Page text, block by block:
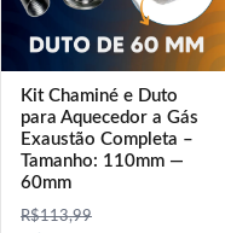
Kit Chaminé e Duto
para Aquecedor a Gás
Exaustão Completa –
Tamanho: 110mm —
60mm
R$113,99